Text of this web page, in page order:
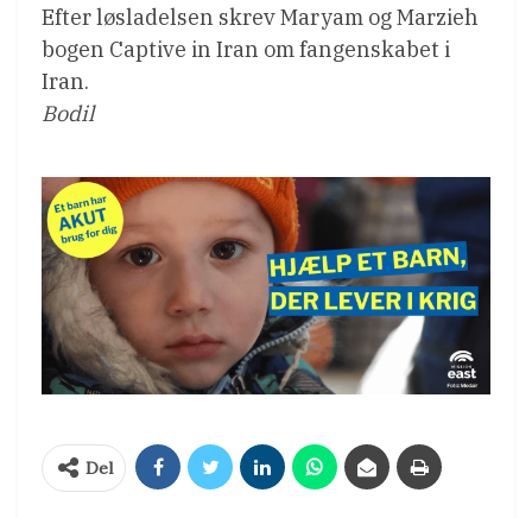
Efter løsladelsen skrev Maryam og Marzieh
bogen Captive in Iran om fangenskabet i
Iran.
Bodil
Del